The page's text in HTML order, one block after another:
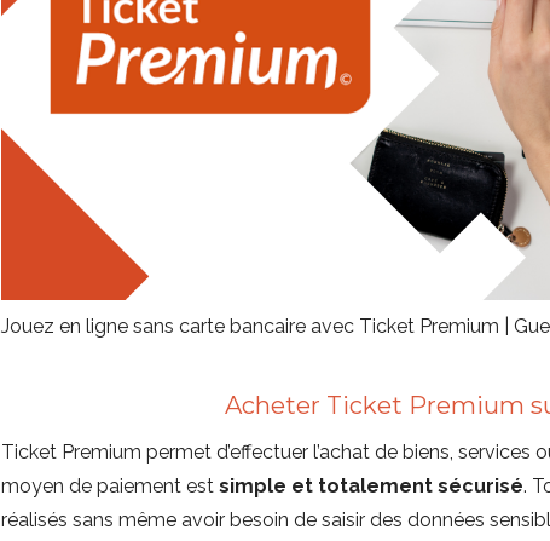
Jouez en ligne sans carte bancaire avec Ticket Premium |
Acheter Ticket Premium
Ticket Premium permet d’effectuer l’achat de biens, services
moyen de paiement est simple et totalement sécurisé.
réalisés sans même avoir besoin de saisir des données